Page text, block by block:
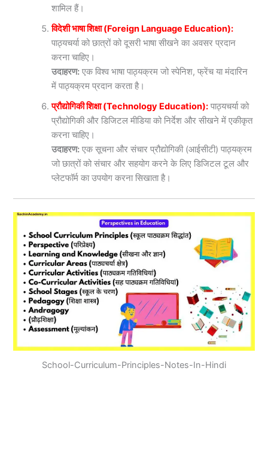
शामिल हैं।
विदेशी भाषा शिक्षा (Foreign Language Education):
पाठ्यचर्या को छात्रों को दूसरी भाषा सीखने का अवसर प्रदान
करना चाहिए।
उदाहरण: एक विश्व भाषा पाठ्यक्रम जो स्पेनिश, फ्रेंच या मंदारिन
में पाठ्यक्रम प्रदान करता है।
प्रौद्योगिकी शिक्षा (Technology Education): पाठ्यचर्या को
प्रौद्योगिकी और डिजिटल मीडिया को निर्देश और सीखने में एकीकृत
करना चाहिए।
उदाहरण: एक सूचना और संचार प्रौद्योगिकी (आईसीटी) पाठ्यक्रम
जो छात्रों को संचार और सहयोग करने के लिए डिजिटल टूल और
प्लेटफॉर्म का उपयोग करना सिखाता है।
School-Curriculum-Principles-Notes-In-Hindi